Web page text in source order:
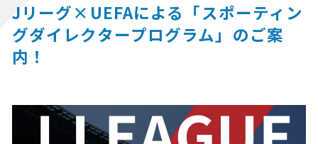
Jリーグ×UEFAによる「スポーティン
グダイレクタープログラム」のご案
内！